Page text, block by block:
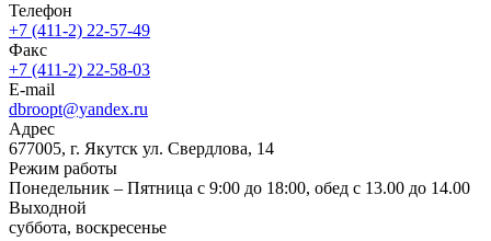
Телефон
+7 (411-2) 22-57-49
Факс
+7 (411-2) 22-58-03
E-mail
dbroopt@yandex.ru
Адрес
677005, г. Якутск ул. Свердлова, 14
Режим работы
Понедельник – Пятница с 9:00 до 18:00, обед с 13.00 до 14.00
Выходной
суббота, воскресенье